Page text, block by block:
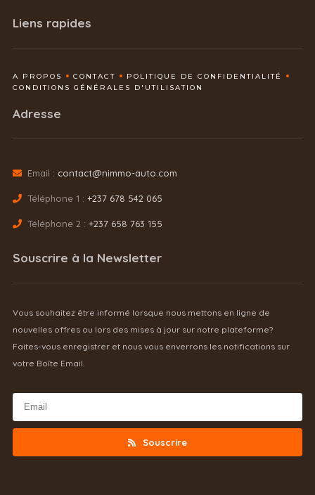
Liens rapides
A PROPOS CONTACT
POLITIQUE DE CONFIDENTIALITÉ
CONDITIONS GÉNÉRALES D'UTILISATION
Adresse
Email : contact@nimmo-auto.com
Téléphone 1 : +237 678 542 065
Téléphone 2 : +237 658 763 155
Souscrire à la Newsletter
Vous souhaitez être informé lorsque nous mettons en ligne de
nouvelles offres ou lors des mises à jour sur notre plateforme?
Faites-vous enregistrer et nous vous enverrons les notifications sur
votre Boîte Email.
Souscrire